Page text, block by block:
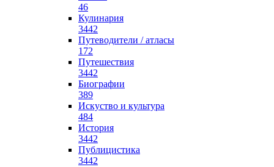
46
Кулинария
3442
Путеводители / атласы
172
Путешествия
3442
Биографии
389
Искуство и культура
484
История
3442
Публицистика
3442